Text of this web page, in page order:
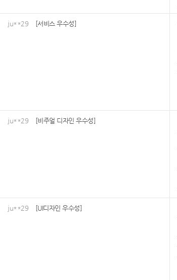
ju**29 [서비스 우수성]
ju**29 [비주얼 디자인 우수성]
ju**29 [UI디자인 우수성]